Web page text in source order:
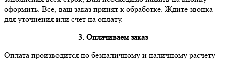
оформить. Все, ваш заказ принят к обработке. Ждите звонка
для уточнения или счет на оплату.
3. Оплачиваем заказ
Оплата производится по безналичному и наличному расчету